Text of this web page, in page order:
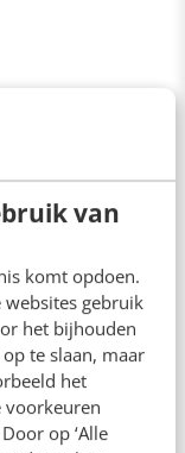
van
komt opdoen.
gebruik
het bijhouden
te slaan, maar
het
voorkeuren
op ‘Alle